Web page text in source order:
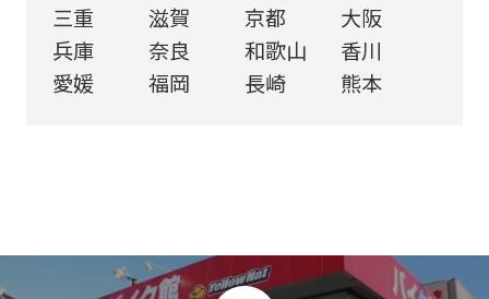
三重
滋賀 京都
大阪
兵庫
奈良 和歌山
香川
愛媛
福岡 長崎 熊本